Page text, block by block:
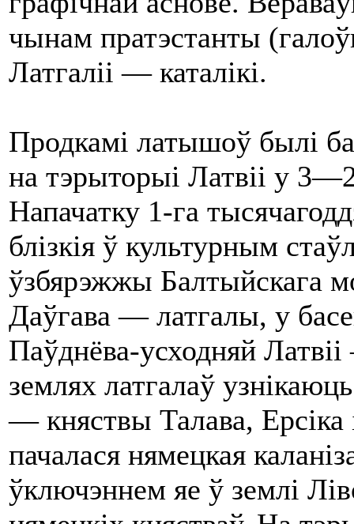
чынам пратэстанты
Латгаліі — каталікі.
Продкамі латышоў былі
на тэрыторыі Латвіі у
Напачатку 1-га
блізкія ў культурным
ўзбярэжжы Балтыйскага
Даўгава — латгалы, у
Паўднёва-усходняй
землях латгалаў
— княствы Талава, Ерсіка
пачалася нямецкая
ўключэннем яе ў землі